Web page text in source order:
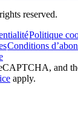
reserved.
Politique
Conditions
and
apply.